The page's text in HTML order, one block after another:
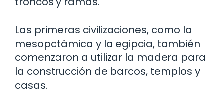
Las primeras civilizaciones, como la
mesopotámica y la egipcia, también
comenzaron a utilizar la madera para
la construcción de barcos, templos y
casas.